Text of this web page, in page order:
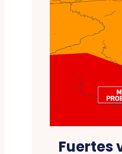
Fuertes